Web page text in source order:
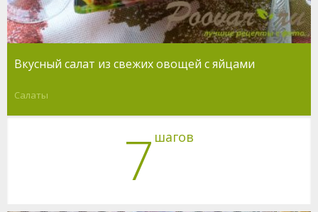
Вкусный салат из свежих овощей с яйцами
Салаты
7 шагов